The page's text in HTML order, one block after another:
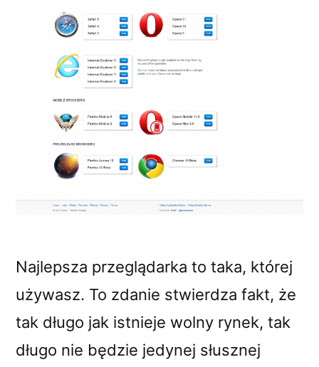
Najlepsza przeglądarka to taka, której
używasz. To zdanie stwierdza fakt, że
tak długo jak istnieje wolny rynek, tak
długo nie będzie jedynej słusznej